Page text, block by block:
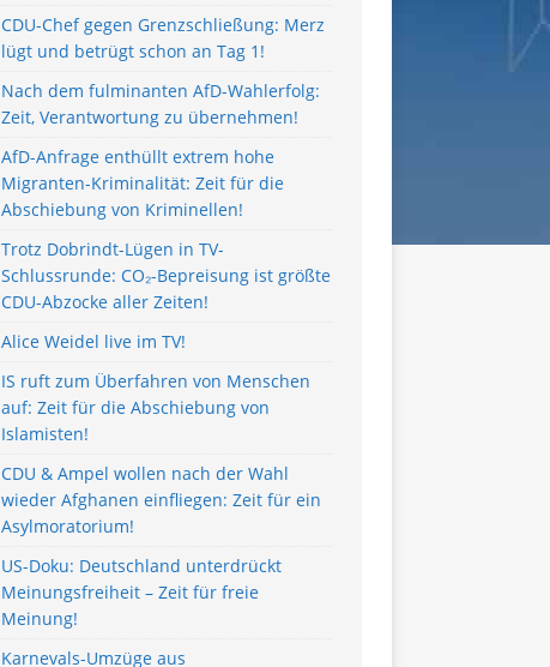
CDU-Chef gegen Grenzschließung: Merz
lügt und betrügt schon an Tag 1!
Nach dem fulminanten AfD-Wahlerfolg:
Zeit, Verantwortung zu übernehmen!
AfD-Anfrage enthüllt extrem hohe
Migranten-Kriminalität: Zeit für die
Abschiebung von Kriminellen!
Trotz Dobrindt-Lügen in TV-
Schlussrunde: CO₂-Bepreisung ist größte
CDU-Abzocke aller Zeiten!
Alice Weidel live im TV!
IS ruft zum Überfahren von Menschen
auf: Zeit für die Abschiebung von
Islamisten!
CDU & Ampel wollen nach der Wahl
wieder Afghanen einfliegen: Zeit für ein
Asylmoratorium!
US-Doku: Deutschland unterdrückt
Meinungsfreiheit – Zeit für freie
Meinung!
Karnevals-Umzüge aus